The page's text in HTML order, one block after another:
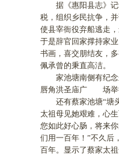
据《惠阳县志》记
税，组织乡民抗争，
使县宰衙役弃船逃走
于是辞官回家撑持家
书画，喜交朋结友，
佩承曾的秉直高洁。
家池塘南侧有纪念
唇角洪圣庙广 场举
还有蔡家池塘“塘头
太祖母见她艰难，心
您如此好心肠，将来
们用一百年！”不久后
百年。显示了蔡家太